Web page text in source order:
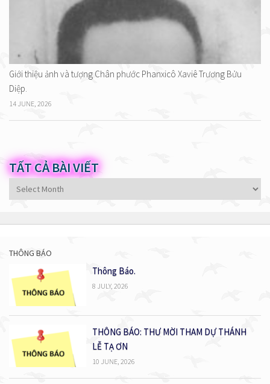
Giới thiệu ảnh và tượng Chân phước Phanxicô Xaviê Trương Bửu
Diệp.
14 JUNE, 2026
TẤT CẢ BÀI VIẾT
Tất
cả
viết
THÔNG BÁO
Thông Báo.
8 JULY, 2026
THÔNG BÁO: THƯ MỜI THAM DỰ THÁNH
LỄ TẠ ƠN
10 JUNE, 2026